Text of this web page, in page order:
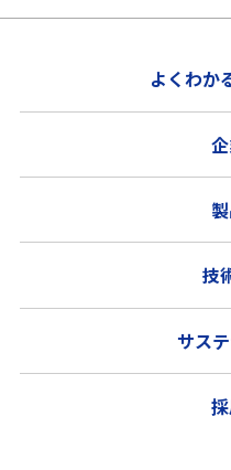
よくわか
技
サス